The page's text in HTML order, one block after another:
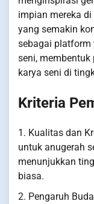
impian mereka
yang semakin
sebagai platform
seni, membentuk
karya seni di
Kriteria
1. Kualitas dan
untuk anugerah
menunjukkan
biasa.
2. Pengaruh